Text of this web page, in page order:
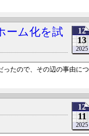
12
13
2025
ーム化を試
たので、その辺の事由につ
12
11
2025